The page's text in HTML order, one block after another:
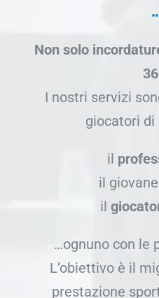
Non solo
I nostri servizi
giocatori di
il
il giovane
il
…ognuno con le
L’obiettivo è il
prestazione